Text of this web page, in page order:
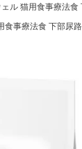
ル 猫用食事療法食
食事療法食 下部尿